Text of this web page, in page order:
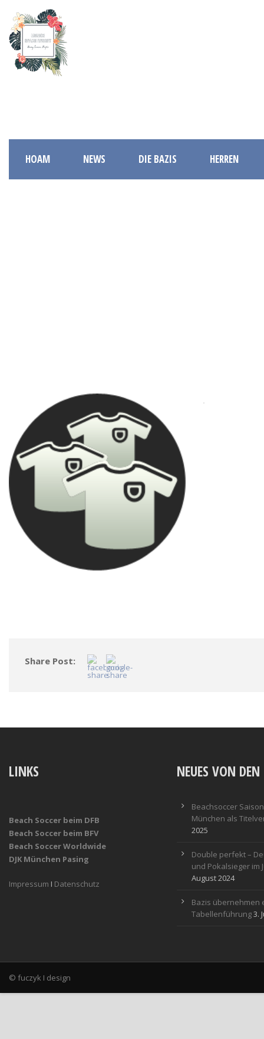
HOAM NEWS DIE BAZIS HERREN
Share Post:
LINKS
Beach Soccer beim DFB
Beach Soccer beim BFV
Beach Soccer Worldwide
DJK München Pasing
Impressum I Datenschutz
NEUES VON
Beachsoccer
München als
2025
Double perfekt –
und Pokalsieger im
August 2024
Bazis übernehmen
Tabellenführung3.
© fuczyk I design